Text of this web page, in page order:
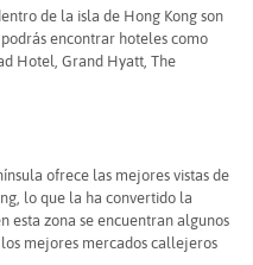
de la isla de Hong Kong son
podrás encontrar hoteles como
Hotel, Grand Hyatt, The
ofrece las mejores vistas de
lo que la ha convertido la
esta zona se encuentran algunos
mejores mercados callejeros